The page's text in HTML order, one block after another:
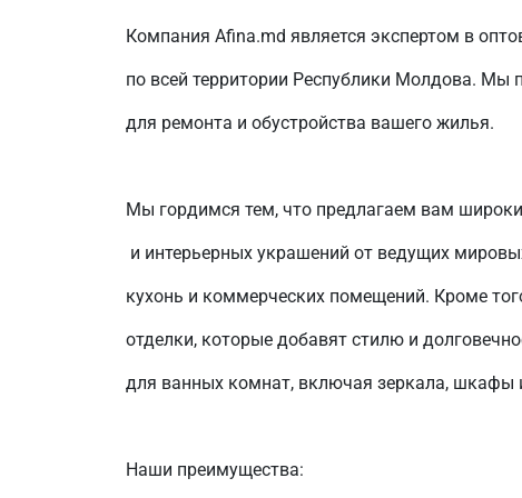
Компания Afina.md является экспертом в
по всей территории Республики Молдова. Мы
для ремонта и обустройства вашего жилья.
Мы гордимся тем, что предлагаем вам
и интерьерных украшений от ведущих
кухонь и коммерческих помещений. Кроме
отделки, которые добавят стилю и
для ванных комнат, включая зеркала, шкафы
Наши преимущества: